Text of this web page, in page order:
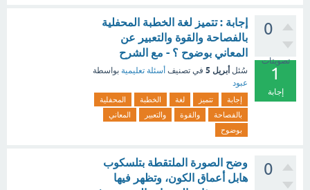
0
تصويتات
1
إجابة
إجابة : تتميز لغة الخطبة المحفلية
بالفصاحة والقوة والتعبير عن
المعاني بوضوح ؟ - مع الشرح
سُئل أبريل 5 في تصنيف أسئلة تعليمية بواسطة
عبود
إجابة تتميز لغة الخطبة
المحفلية
بالفصاحة
والقوة والتعبير
المعاني
بوضوح
0
وضح الصورة الملتقطة بتلسكوب
هابل أعماق الكون، وتظهر فيها